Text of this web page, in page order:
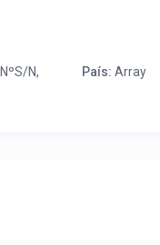
N,
País: Array